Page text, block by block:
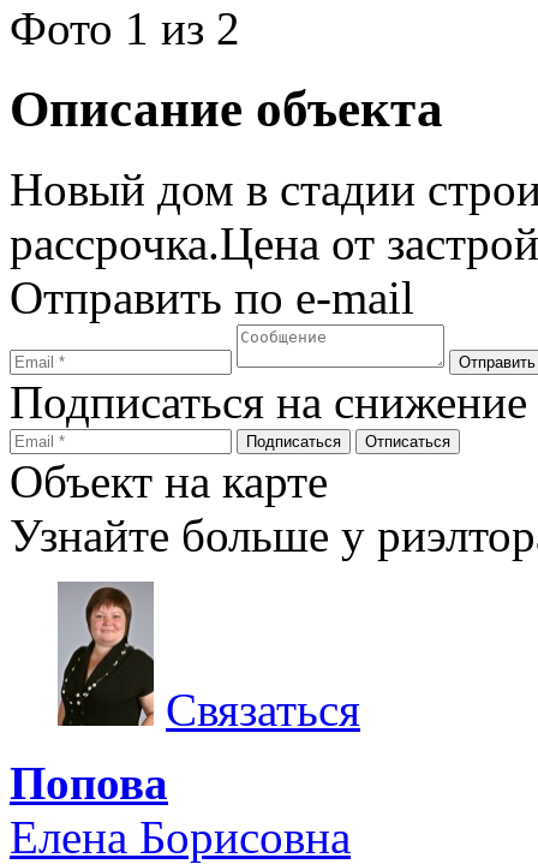
Фото 1 из 2
Описание объекта
Новый дом в стадии
рассрочка.Цена от
Отправить по e-mail
Подписаться на
Объект на карте
Узнайте больше у
Связаться
Попова
Елена Борисовна